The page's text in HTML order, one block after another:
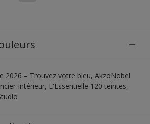
2026 – Trouvez votre bleu, AkzoNobel
Intérieur, L'Essentielle 120 teintes,